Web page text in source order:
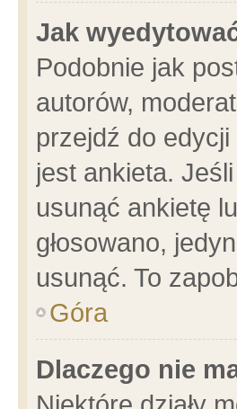
Jak
Podobnie jak
autorów,
przejdź do
jest ankieta.
usunąć ankietę
głosowano,
usunąć. To
Góra
Dlaczego nie